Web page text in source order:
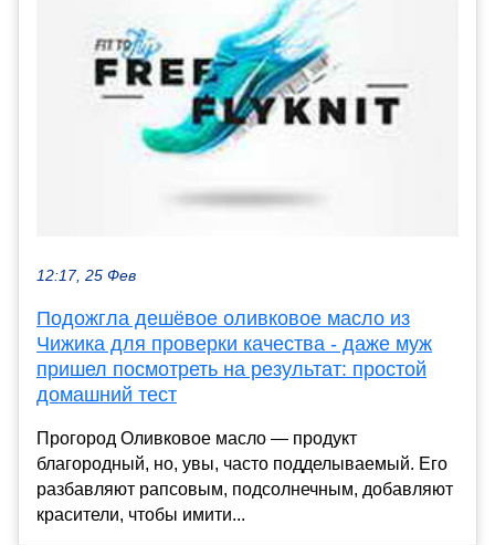
12:17, 25 Фев
Подожгла дешёвое оливковое масло из
Чижика для проверки качества - даже муж
пришел посмотреть на результат: простой
домашний тест
Прогород Оливковое масло — продукт
благородный, но, увы, часто подделываемый. Его
разбавляют рапсовым, подсолнечным, добавляют
красители, чтобы имити...